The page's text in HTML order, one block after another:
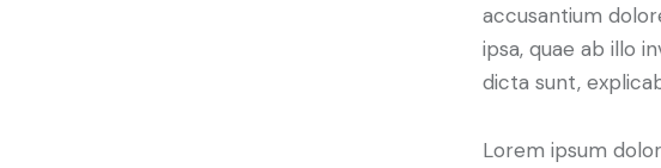
accusantium
ipsa, quae ab illo
dicta sunt,
Lorem ipsum